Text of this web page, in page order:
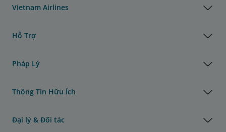
Vietnam Airlines
Hỗ Trợ
Pháp Lý
Thông Tin Hữu Ích
Đại lý & Đối tác